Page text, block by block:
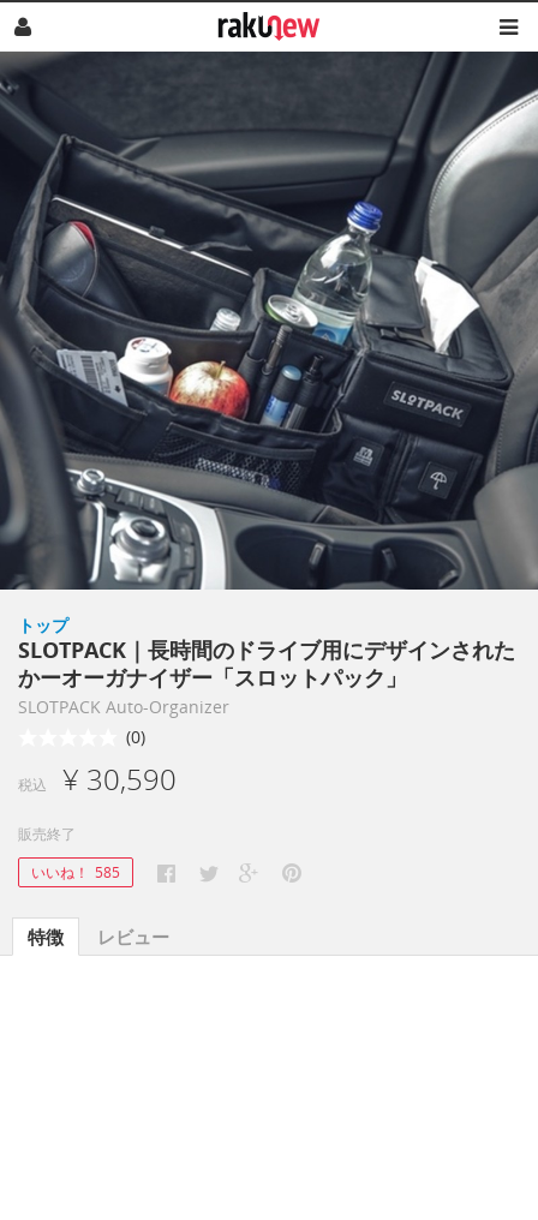
トップ
SLOTPACK｜長時間のドライブ用にデザインされた
かーオーガナイザー「スロットパック」
SLOTPACK Auto-Organizer
(0)
税込 ¥ 30,590
販売終了
いいね！ 585
特徴 レビュー